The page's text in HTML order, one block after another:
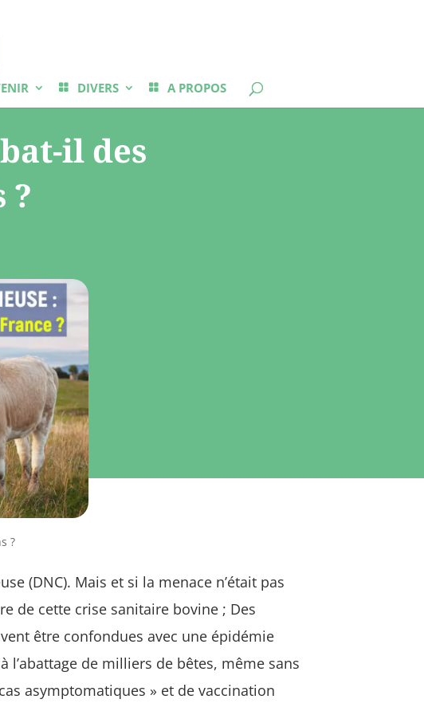
DIVERS A PROPOS
il des
?
?
(DNC). Mais et si la menace n’était pas
de cette crise sanitaire bovine ; Des
être confondues avec une épidémie
l’abattage de milliers de bêtes, même sans
asymptomatiques » et de vaccination